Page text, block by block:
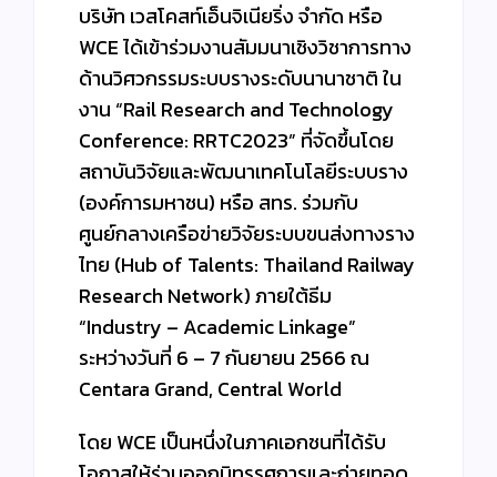
บริษัท เวสโคสท์เอ็นจิเนียริ่ง จำกัด หรือ
WCE ได้เข้าร่วมงานสัมมนาเชิงวิชาการทาง
ด้านวิศวกรรมระบบรางระดับนานาชาติ ใน
งาน “Rail Research and Technology
Conference: RRTC2023” ที่จัดขึ้นโดย
สถาบันวิจัยและพัฒนาเทคโนโลยีระบบราง
(องค์การมหาชน) หรือ สทร. ร่วมกับ
ศูนย์กลางเครือข่ายวิจัยระบบขนส่งทางราง
ไทย (Hub of Talents: Thailand Railway
Research Network) ภายใต้ธีม
“Industry – Academic Linkage”
ระหว่างวันที่ 6 – 7 กันยายน 2566 ณ
Centara Grand, Central World
โดย WCE เป็นหนึ่งในภาคเอกชนที่ได้รับ